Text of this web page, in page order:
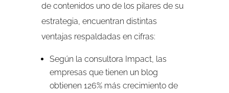
de contenidos uno de los pilares de su
estrategia, encuentran distintas
ventajas respaldadas en cifras:
Según la consultora Impact, las
empresas que tienen un blog
obtienen 126% más crecimiento de